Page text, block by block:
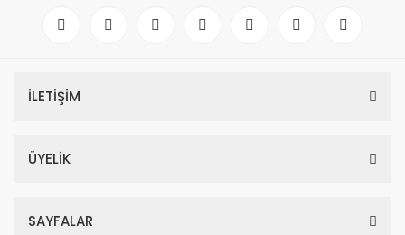
İLETİŞİM
ÜYELİK
SAYFALAR